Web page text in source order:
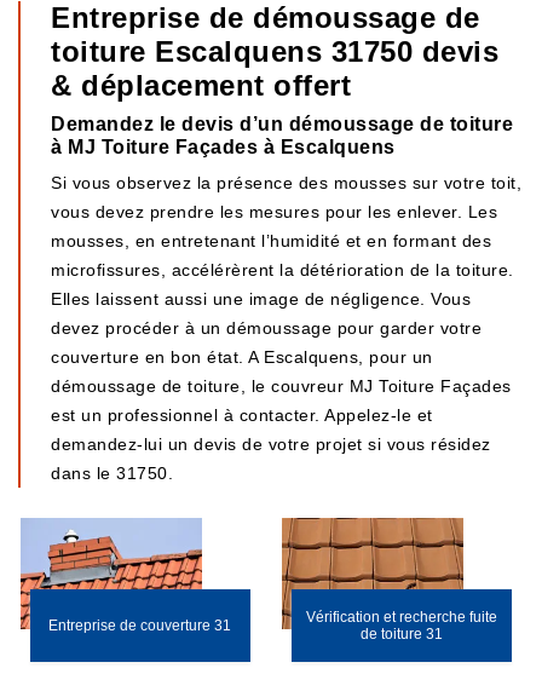
Entreprise de démoussage de
toiture Escalquens 31750 devis
& déplacement offert
Demandez le devis d’un démoussage de toiture
à MJ Toiture Façades à Escalquens
Si vous observez la présence des mousses sur votre toit,
vous devez prendre les mesures pour les enlever. Les
mousses, en entretenant l’humidité et en formant des
microfissures, accélérèrent la détérioration de la toiture.
Elles laissent aussi une image de négligence. Vous
devez procéder à un démoussage pour garder votre
couverture en bon état. A Escalquens, pour un
démoussage de toiture, le couvreur MJ Toiture Façades
est un professionnel à contacter. Appelez-le et
demandez-lui un devis de votre projet si vous résidez
dans le 31750.
Entreprise de couverture 31
Vérification et recherche fuite
de toiture 31